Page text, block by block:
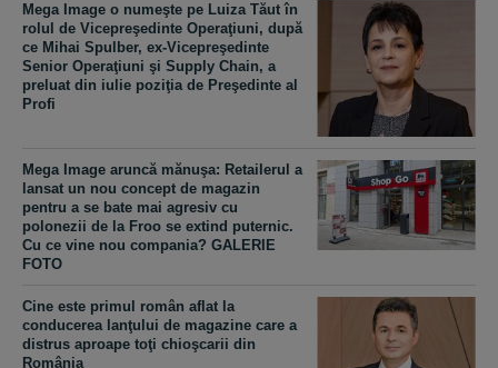
Mega Image o numeşte pe Luiza Tăut în
rolul de Vicepreşedinte Operaţiuni, după
ce Mihai Spulber, ex-Vicepreşedinte
Senior Operaţiuni şi Supply Chain, a
preluat din iulie poziţia de Preşedinte al
Profi
Mega Image aruncă mănuşa: Retailerul a
lansat un nou concept de magazin
pentru a se bate mai agresiv cu
polonezii de la Froo se extind puternic.
Cu ce vine nou compania? GALERIE
FOTO
Cine este primul român aflat la
conducerea lanţului de magazine care a
distrus aproape toţi chioşcarii din
România